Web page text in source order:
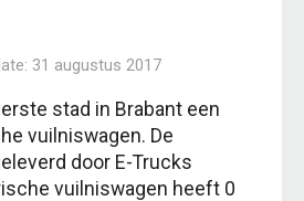
31 augustus 2017
stad in Brabant een
vuilniswagen. De
door E-Trucks
vuilniswagen heeft 0